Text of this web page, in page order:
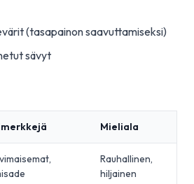
(tasapainon saavuttamiseksi)
sävyt
Mieliala
Rauhallinen,
hiljainen